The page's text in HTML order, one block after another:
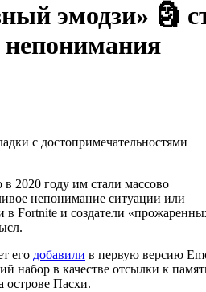
эмодзи» 🗿
непонимания
с достопримечательностями
2020 году им стали массово
непонимание ситуации или
в Fortnite и создатели
его добавили в первую версию
набор в качестве отсылки к
острове Пасхи.